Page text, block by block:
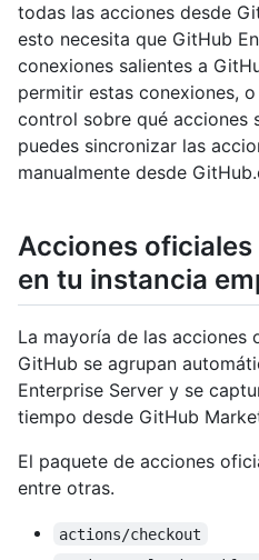
todas las acciones desde
esto necesita que GitHub
conexiones salientes a
permitir estas conexiones,
control sobre qué acciones
puedes sincronizar las
manualmente desde
Acciones
en tu instancia
La mayoría de las acciones
GitHub se agrupan
Enterprise Server y se
tiempo desde GitHub
El paquete de acciones
entre otras.
actions/checkout